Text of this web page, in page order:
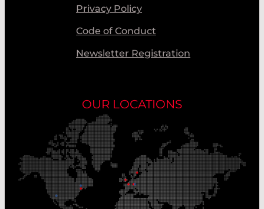
Privacy Policy
Code of Conduct
Newsletter Registration
OUR LOCATIONS